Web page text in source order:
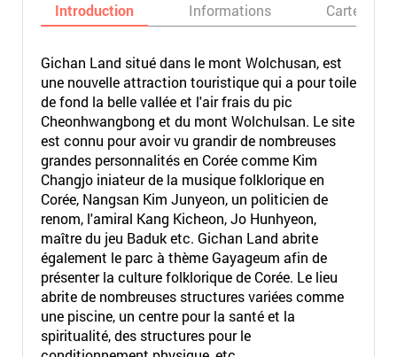
Introduction Informations Carte
Gichan Land situé dans le mont Wolchusan, est
une nouvelle attraction touristique qui a pour toile
de fond la belle vallée et l'air frais du pic
Cheonhwangbong et du mont Wolchulsan. Le site
est connu pour avoir vu grandir de nombreuses
grandes personnalités en Corée comme Kim
Changjo iniateur de la musique folklorique en
Corée, Nangsan Kim Junyeon, un politicien de
renom, l'amiral Kang Kicheon, Jo Hunhyeon,
maître du jeu Baduk etc. Gichan Land abrite
également le parc à thème Gayageum afin de
présenter la culture folklorique de Corée. Le lieu
abrite de nombreuses structures variées comme
une piscine, un centre pour la santé et la
spiritualité, des structures pour le